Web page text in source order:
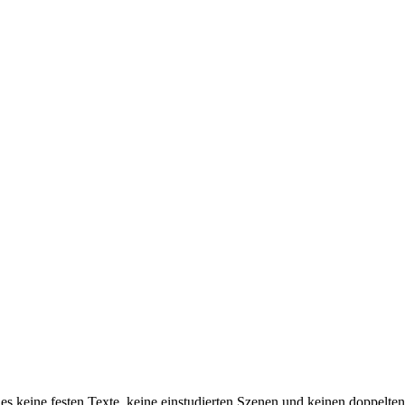
festen Texte, keine einstudierten Szenen und keinen doppelten